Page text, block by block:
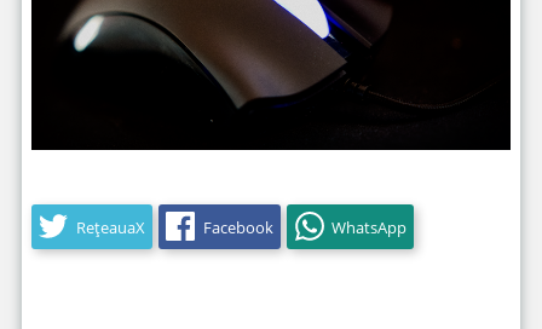
RețeauaX Facebook WhatsApp